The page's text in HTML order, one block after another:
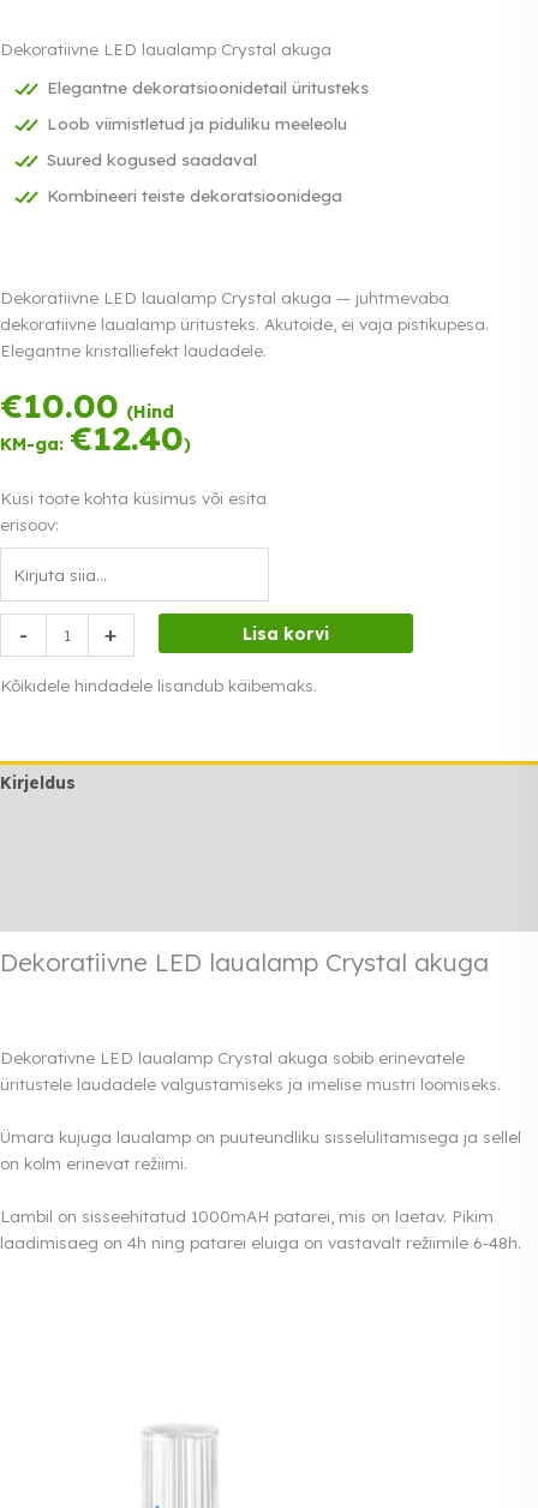
Dekoratiivne LED laualamp Crystal akuga
Elegantne dekoratsioonidetail üritusteks
Loob viimistletud ja piduliku meeleolu
Suured kogused saadaval
Kombineeri teiste dekoratsioonidega
Dekoratiivne LED laualamp Crystal akuga — juhtmevaba
dekoratiivne laualamp üritusteks. Akutoide, ei vaja pistikupesa.
Elegantne kristalliefekt laudadele.
€10.00 (Hind
KM-ga: €12.40)
Küsi toote kohta küsimus või esita
erisoov:
-
LED
laualamp
kogus
+ Lisa korvi
Kõikidele hindadele lisandub käibemaks.
Kirjeldus
Dekoratiivne LED laualamp Crystal akuga
Dekorativne LED laualamp Crystal akuga sobib erinevatele
üritustele laudadele valgustamiseks ja imelise mustri loomiseks.
Ümara kujuga laualamp on puuteundliku sisselülitamisega ja sellel
on kolm erinevat režiimi.
Lambil on sisseehitatud 1000mAH patarei, mis on laetav. Pikim
laadimisaeg on 4h ning patarei eluiga on vastavalt režiimile 6-48h.